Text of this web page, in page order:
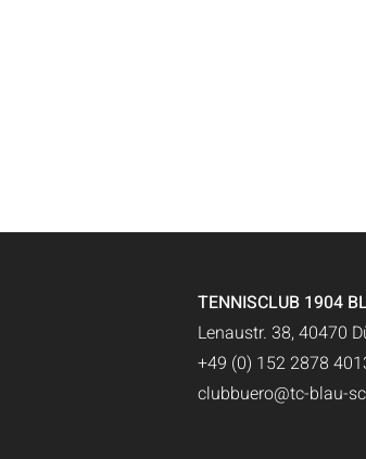
TENNISCLUB 1904
Lenaustr. 38, 40470
+49 (0) 152 2878
clubbuero@tc-blau-